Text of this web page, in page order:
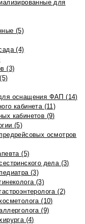
для
(5)
(4)
(3)
оснащения ФАП (14)
кабинета (11)
кабинетов (9)
(5)
осмотров
(5)
дела (3)
(3)
(3)
(2)
(10)
(9)
(4)